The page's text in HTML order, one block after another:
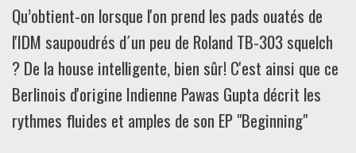
Qu’obtient-on lorsque l'on prend les pads ouatés de
l'IDM saupoudrés d´un peu de Roland TB-303 squelch
? De la house intelligente, bien sûr! C'est ainsi que ce
Berlinois d'origine Indienne Pawas Gupta décrit les
rythmes fluides et amples de son EP "Beginning"